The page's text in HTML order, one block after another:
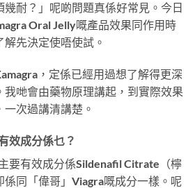
耐？」呢啲問題真係好常見。今日
Oral Jelly嘅產品效果同作用時
先決定使唔使試。
，定係已經用過想了解得更深
我哋會由藥物原理講起，到實際效果
次過講清講楚。
效成分係乜？
要有效成分係Sildenafil Citrate（檸
同「偉哥」Viagra嘅成分一樣。呢